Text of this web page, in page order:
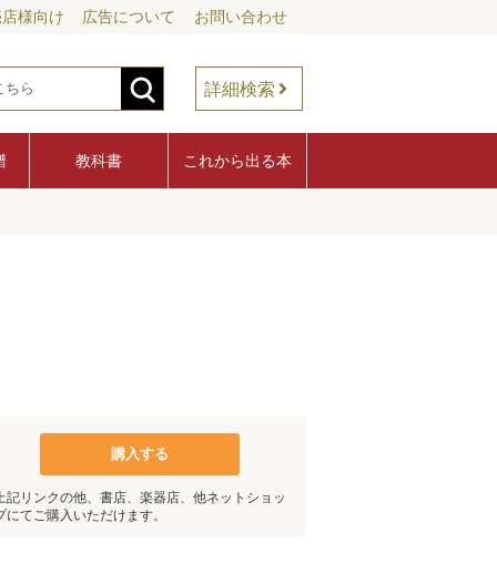
様向け 広告について お問い合わせ
詳細検索
教科書 これから出る本
購入する
記リンクの他、書店、楽器店、他ネットショッ
にてご購入いただけます。